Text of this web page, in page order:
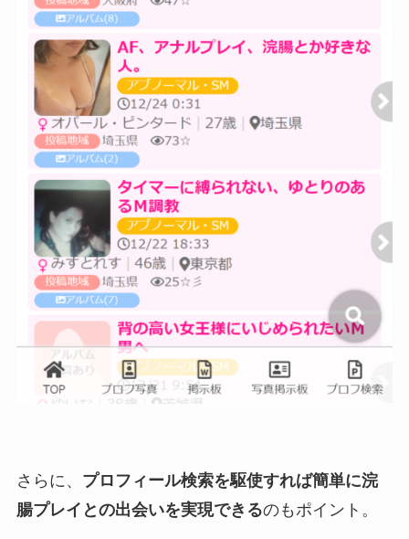
さらに、 プロフィール検索を駆使すれば簡単に浣
腸プレイとの出会いを実現できるのもポイント。